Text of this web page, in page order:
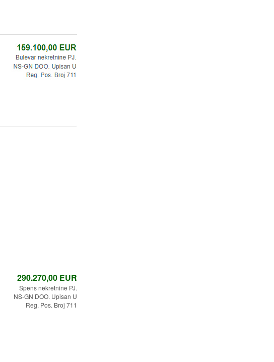
290.270,00EUR
Spens nekretnine PJ.
NS-GN DOO. Upisan U
Reg. Pos. Broj 711